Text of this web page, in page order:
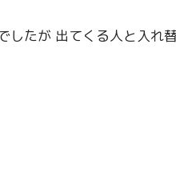
したが 出てくる人と入れ